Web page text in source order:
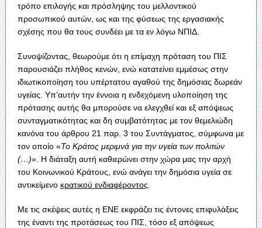
τρόπο επιλογής και πρόσληψης του μελλοντικού
προσωπικού αυτών, ως και της φύσεως της εργασιακής
σχέσης που θα τους συνδέει με τα εν λόγω ΝΠΙΔ.
Συνοψίζοντας, θεωρούμε ότι η επίμαχη πρόταση του ΠΙΣ
παρουσιάζει πλήθος κενών, ενώ κατατείνει εμμέσως στην
ιδιωτικοποίηση του υπέρτατου αγαθού της δημόσιας δωρεάν
υγείας. Υπ’αυτήν την έννοια η ενδεχόμενη υλοποίηση της
πρότασης αυτής θα μπορούσε να ελεγχθεί και εξ απόψεως
συνταγματικότητας και δη συμβατότητας με τον θεμελιώδη
κανόνα του άρθρου 21 παρ. 3 του Συντάγματος, σύμφωνα με
τον οποίο «Το Κράτος μεριμνά για την υγεία των πολιτών
(…)». Η διάταξη αυτή καθιερώνει στην χώρα μας την αρχή
του Κοινωνικού Κράτους, ενώ ανάγει την δημόσια υγεία σε
αντικείμενο κρατικού ενδιαφέροντος
Με τις σκέψεις αυτές η ΕΝΕ εκφράζει τις έντονες επιφυλάξεις
της έναντι της προτάσεως του ΠΙΣ, τόσο εξ απόψεως